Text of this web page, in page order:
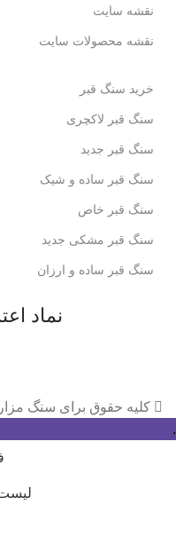
نقشه سایت
نقشه محصولات سایت
خرید سنگ قبر
سنگ قبر لاکچری
سنگ قبر جدید
سنگ قبر ساده و شیک
سنگ قبر خاص
سنگ قبر مشکی جدید
سنگ قبر ساده و ارزان
نماد
کلیه حقوق برای سنگ
.